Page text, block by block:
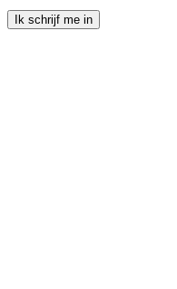
Ik schrijf me in